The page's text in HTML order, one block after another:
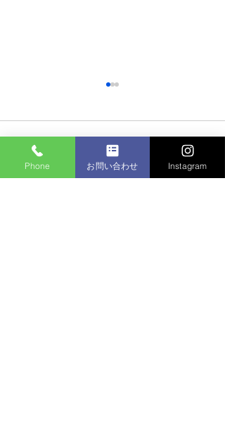
Phone お問い合わせ Instagram